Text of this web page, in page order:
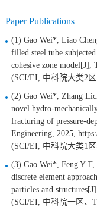
Paper Publications
(1) Gao Wei*, Liao
filled steel tube
cohesive zone model[J],
(SCI/EI, 中科院大类2
(2) Gao Wei*, Zhang
novel hydro-
fracturing of pressure-
Engineering, 2025,
(SCI/EI, 中科院大类1
(3) Gao Wei*, Feng Y T,
discrete element
particles and
(SCI/EI, 中科院一区、